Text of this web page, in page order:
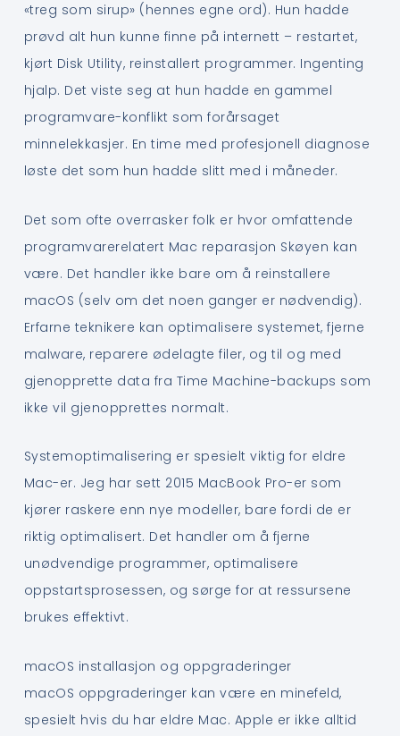
«treg som sirup» (hennes egne ord). Hun hadde
prøvd alt hun kunne finne på internett – restartet,
kjørt Disk Utility, reinstallert programmer. Ingenting
hjalp. Det viste seg at hun hadde en gammel
programvare-konflikt som forårsaget
minnelekkasjer. En time med profesjonell diagnose
løste det som hun hadde slitt med i måneder.
Det som ofte overrasker folk er hvor omfattende
programvarerelatert Mac reparasjon Skøyen kan
være. Det handler ikke bare om å reinstallere
macOS (selv om det noen ganger er nødvendig).
Erfarne teknikere kan optimalisere systemet, fjerne
malware, reparere ødelagte filer, og til og med
gjenopprette data fra Time Machine-backups som
ikke vil gjenopprettes normalt.
Systemoptimalisering er spesielt viktig for eldre
Mac-er. Jeg har sett 2015 MacBook Pro-er som
kjører raskere enn nye modeller, bare fordi de er
riktig optimalisert. Det handler om å fjerne
unødvendige programmer, optimalisere
oppstartsprosessen, og sørge for at ressursene
brukes effektivt.
macOS installasjon og oppgraderinger
macOS oppgraderinger kan være en minefeld,
spesielt hvis du har eldre Mac. Apple er ikke alltid